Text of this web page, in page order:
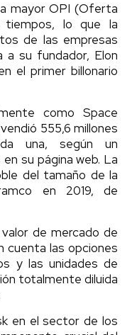
mayor OPI (Oferta
tiempos, lo que la
de las empresas
a su fundador, Elon
el primer billonario
como Space
555,6 millones
una, según un
su página web. La
del tamaño de la
en 2019, de
de mercado de
cuenta las opciones
y las unidades de
totalmente diluida
en el sector de los